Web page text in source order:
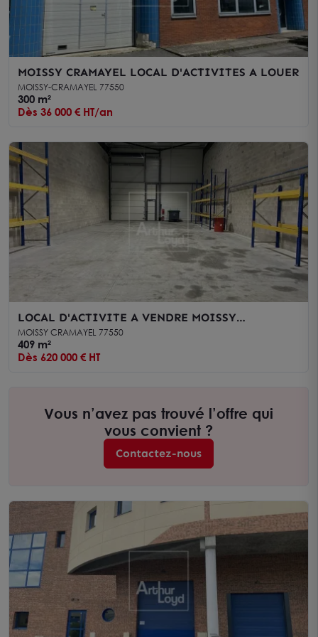
MOISSY CRAMAYEL LOCAL D'ACTIVITES A LOUER
MOISSY-CRAMAYEL 77550
300 m²
Dès 36 000 € HT/an
LOCAL D'ACTIVITE A VENDRE MOISSY
CRAMAYEL
MOISSY CRAMAYEL 77550
409 m²
Dès 620 000 € HT
Vous n’avez pas trouvé l’offre qui
vous convient ?
Contactez-nous